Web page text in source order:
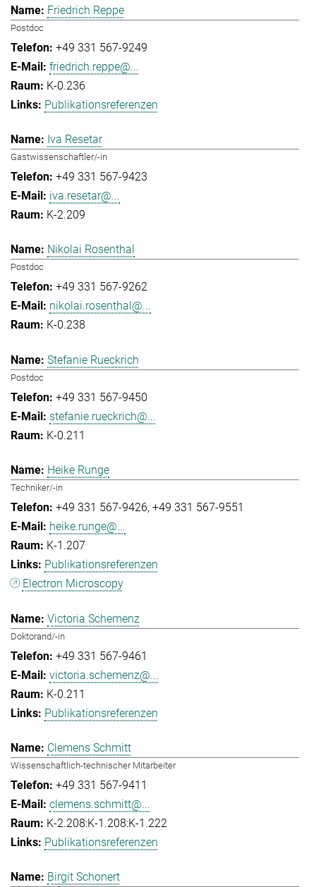
Friedrich Reppe
Postdoc
+49 331 567-9249
friedrich.reppe@...
K-0.236
Publikationsreferenzen
Iva Resetar
Gastwissenschaftler/-in
+49 331 567-9423
iva.resetar@...
K-2.209
Nikolai Rosenthal
Postdoc
+49 331 567-9262
nikolai.rosenthal@...
K-0.238
Stefanie Rueckrich
Postdoc
+49 331 567-9450
stefanie.rueckrich@...
K-0.211
Heike Runge
Techniker/-in
+49 331 567-9426 +49 331 567-9551
heike.runge@...
K-1.207
Publikationsreferenzen
Electron Microscopy
Victoria Schemenz
Doktorand/-in
+49 331 567-9461
victoria.schemenz@...
K-0.211
Publikationsreferenzen
Clemens Schmitt
Wissenschaftlich-technischer Mitarbeiter
+49 331 567-9411
clemens.schmitt@...
K-2.208:K-1.208:K-1.222
Publikationsreferenzen
Birgit Schonert